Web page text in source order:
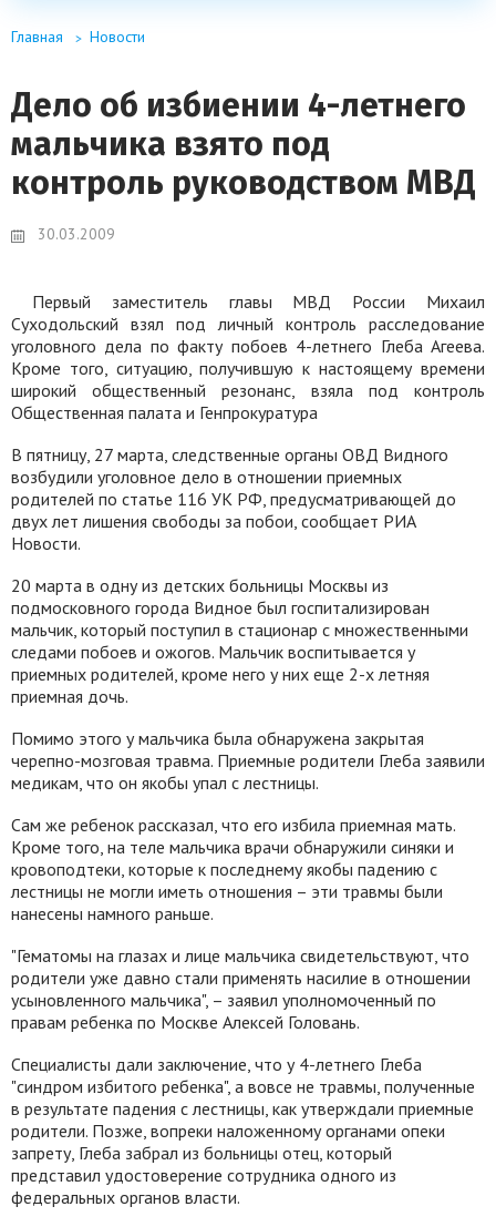
Главная Новости
Дело об избиении 4-летнего
мальчика взято под
контроль руководством МВД
30.03.2009
Первый заместитель главы МВД России Михаил
Суходольский взял под личный контроль расследование
уголовного дела по факту побоев 4-летнего Глеба Агеева.
Кроме того, ситуацию, получившую к настоящему времени
широкий общественный резонанс, взяла под контроль
Общественная палата и Генпрокуратура
В пятницу, 27 марта, следственные органы ОВД Видного
возбудили уголовное дело в отношении приемных
родителей по статье 116 УК РФ, предусматривающей до
двух лет лишения свободы за побои, сообщает РИА
Новости.
20 марта в одну из детских больницы Москвы из
подмосковного города Видное был госпитализирован
мальчик, который поступил в стационар с множественными
следами побоев и ожогов. Мальчик воспитывается у
приемных родителей, кроме него у них еще 2-х летняя
приемная дочь.
Помимо этого у мальчика была обнаружена закрытая
черепно-мозговая травма. Приемные родители Глеба заявили
медикам, что он якобы упал с лестницы.
Сам же ребенок рассказал, что его избила приемная мать.
Кроме того, на теле мальчика врачи обнаружили синяки и
кровоподтеки, которые к последнему якобы падению с
лестницы не могли иметь отношения – эти травмы были
нанесены намного раньше.
"Гематомы на глазах и лице мальчика свидетельствуют, что
родители уже давно стали применять насилие в отношении
усыновленного мальчика", – заявил уполномоченный по
правам ребенка по Москве Алексей Головань.
Специалисты дали заключение, что у 4-летнего Глеба
"синдром избитого ребенка", а вовсе не травмы, полученные
в результате падения с лестницы, как утверждали приемные
родители. Позже, вопреки наложенному органами опеки
запрету, Глеба забрал из больницы отец, который
представил удостоверение сотрудника одного из
федеральных органов власти.